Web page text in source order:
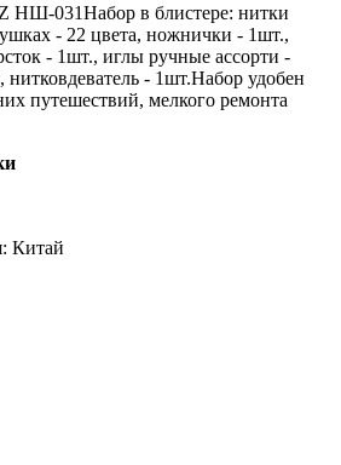
НШ-031Набор в блистере: нитки
- 22 цвета, ножнички - 1шт.,
- 1шт., иглы ручные ассорти -
- 1шт.Набор удобен
путешествий, мелкого ремонта
Китай